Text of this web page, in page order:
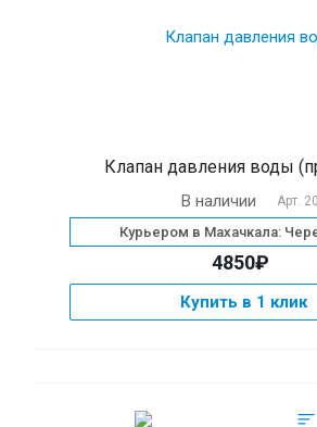
Клапан давления воды
В наличии Арт.
Курьером в Махачкала:
4850₽
Купить в 1 клик